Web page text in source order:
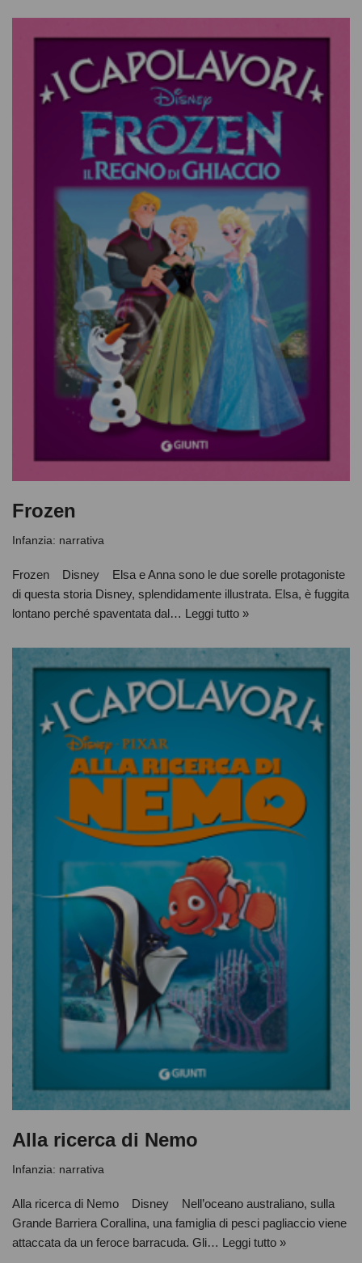
Frozen
Infanzia: narrativa
Frozen Disney Elsa e Anna sono le due sorelle protagoniste
di questa storia Disney, splendidamente illustrata. Elsa, è fuggita
lontano perché spaventata dal… Leggi tutto »
Alla ricerca di Nemo
Infanzia: narrativa
Alla ricerca di Nemo Disney Nell’oceano australiano, sulla
Grande Barriera Corallina, una famiglia di pesci pagliaccio viene
attaccata da un feroce barracuda. Gli… Leggi tutto »